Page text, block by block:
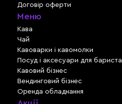
Договір оферти
Меню
Кава
Чай
Кавоварки і кавомолки
Посуд і аксесуари для бариста
Кавовий бізнес
Вендинговий бізнес
Оренда обладнання